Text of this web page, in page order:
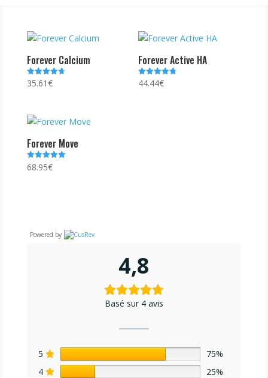
Forever Calcium
Note
4.75
35.61€
Forever Active HA
Note
4.75
44.44€
Forever Move
Note
5.00
68.95€
Powered by
4,8
Basé sur 4 avis
5
75%
4
25%